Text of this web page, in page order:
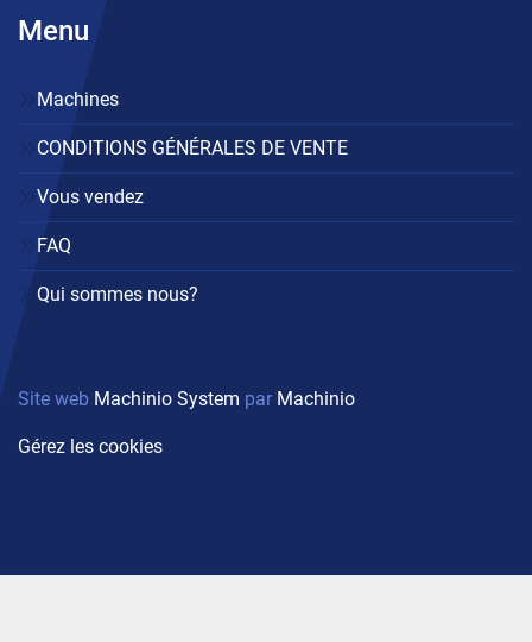
Menu
Machines
CONDITIONS GÉNÉRALES DE VENTE
Vous vendez
FAQ
Qui sommes nous?
Site web Machinio System par Machinio
Gérez les cookies